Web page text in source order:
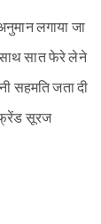
लगाया जा
सात फेरे लेने
सहमति जता दी
सूरज